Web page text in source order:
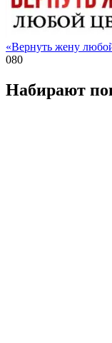
«Вернуть жену
080
Набирают